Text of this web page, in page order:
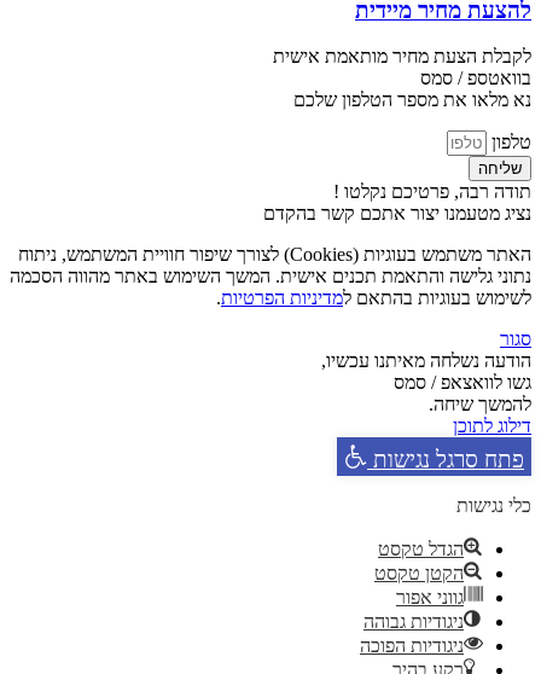
להצעת מחיר מיידית
לקבלת הצעת מחיר מותאמת אישית
בוואטספ / סמס
נא מלאו את מספר הטלפון שלכם
טלפון
שליחה
תודה רבה, פרטיכם נקלטו !
נציג מטעמנו יצור אתכם קשר בהקדם
האתר משתמש בעוגיות (Cookies) לצורך שיפור חוויית המשתמש, ניתוח
נתוני גלישה והתאמת תכנים אישית. המשך השימוש באתר מהווה הסכמה
לשימוש בעוגיות בהתאם למדיניות הפרטיות.
סגור
הודעה נשלחה מאיתנו עכשיו,
גשו לוואצאפ / סמס
להמשך שיחה.
דילוג לתוכן
פתח סרגל נגישות
כלי נגישות
הגדל טקסט
הקטן טקסט
גווני אפור
ניגודיות גבוהה
ניגודיות הפוכה
רקע בהיר